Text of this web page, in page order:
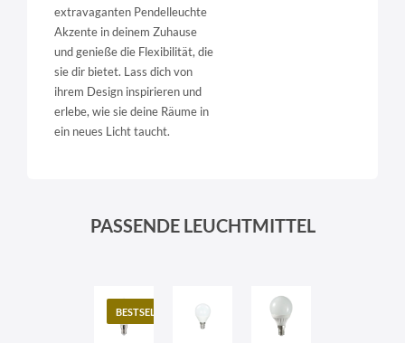
extravaganten Pendelleuchte
Akzente in deinem Zuhause
und genieße die Flexibilität, die
sie dir bietet. Lass dich von
ihrem Design inspirieren und
erlebe, wie sie deine Räume in
ein neues Licht taucht.
PASSENDE LEUCHTMITTEL
BESTSELLER